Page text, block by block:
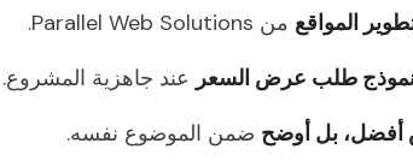
المواقع من Parallel Web Solutions.
طلب عرض السعر عند جاهزية المشروع.
أفضل، بل أوضح ضمن الموضوع نفسه.